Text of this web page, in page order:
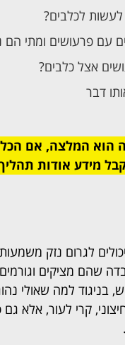
לעשות לכלבים?
עם פרעושים ומתי הם
אצל כלבים?
דבר
הוא המלצה, אם
מידע אודות
לגרום נזק
שהם מציקים וגורמים
בניגוד למה שאולי
קרי לעור, אלא גם